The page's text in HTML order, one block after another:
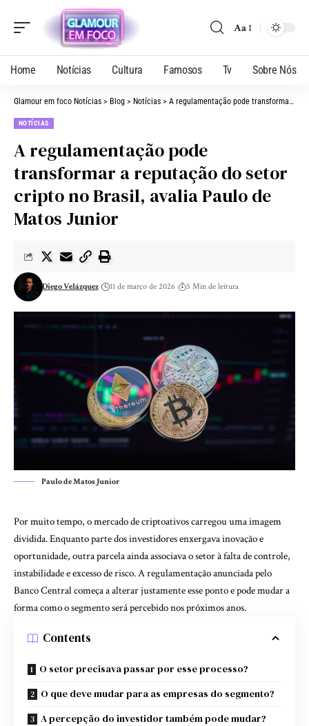
Aa
Home Notícias Cultura Famosos Tv Sobre Nós
Glamour em foco Notícias > Blog > Notícias > A regulamentação pode transformar a reputação do setor cripto no Brasil, avalia Paulo de Matos Junior
NOTÍCIAS
A regulamentação pode
transformar a reputação do setor
cripto no Brasil, avalia Paulo de
Matos Junior
Diego Velázquez 11 de março de 2026 5 Min de leitura
Paulo de Matos Junior
Por muito tempo, o mercado de criptoativos carregou uma imagem
dividida. Enquanto parte dos investidores enxergava inovação e
oportunidade, outra parcela ainda associava o setor à falta de controle,
instabilidade e excesso de risco. A regulamentação anunciada pelo
Banco Central começa a alterar justamente esse ponto e pode mudar a
forma como o segmento será percebido nos próximos anos.
Contents
O setor precisava passar por esse processo?
O que deve mudar para as empresas do segmento?
A percepção do investidor também pode mudar?